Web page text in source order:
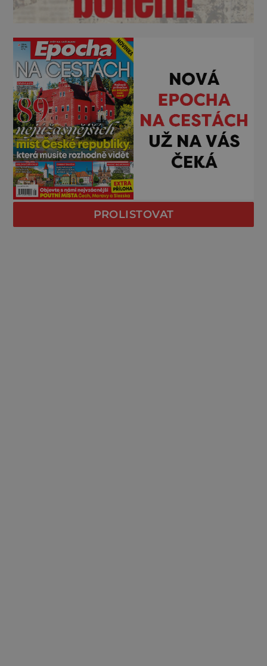
PROLISTOVAT